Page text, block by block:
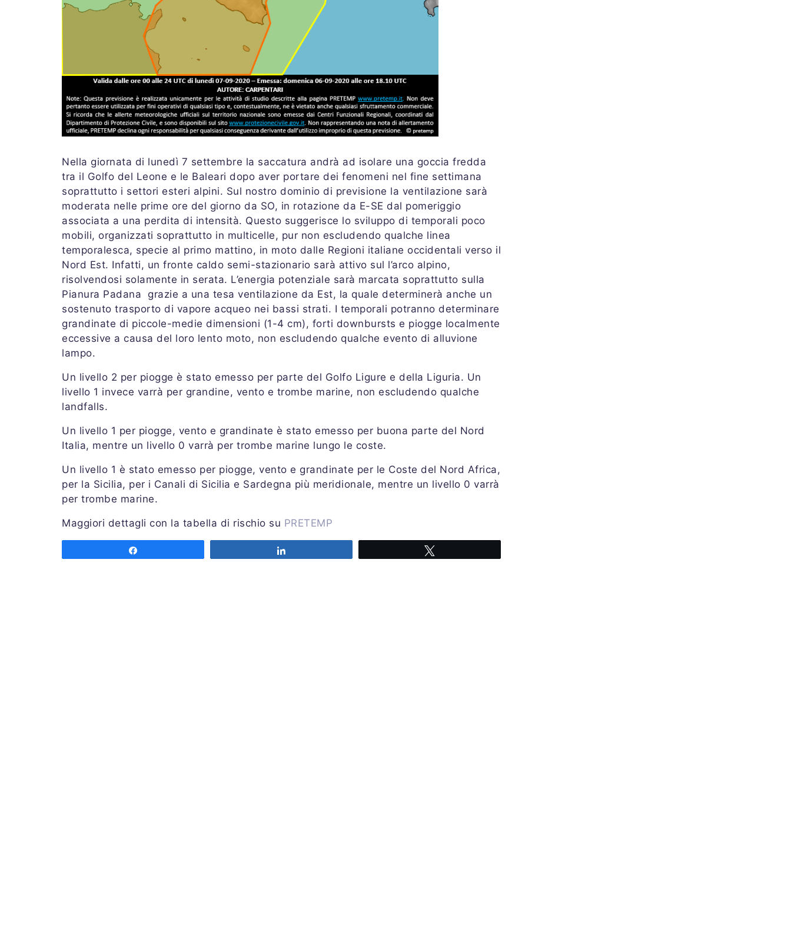
Nella giornata di lunedì 7 settembre la saccatura andrà ad isolare una goccia fredda
tra il Golfo del Leone e le Baleari dopo aver portare dei fenomeni nel fine settimana
soprattutto i settori esteri alpini. Sul nostro dominio di previsione la ventilazione sarà
moderata nelle prime ore del giorno da SO, in rotazione da E-SE dal pomeriggio
associata a una perdita di intensità. Questo suggerisce lo sviluppo di temporali poco
mobili, organizzati soprattutto in multicelle, pur non escludendo qualche linea
temporalesca, specie al primo mattino, in moto dalle Regioni italiane occidentali verso il
Nord Est. Infatti, un fronte caldo semi-stazionario sarà attivo sul l’arco alpino,
risolvendosi solamente in serata. L’energia potenziale sarà marcata soprattutto sulla
Pianura Padana grazie a una tesa ventilazione da Est, la quale determinerà anche un
sostenuto trasporto di vapore acqueo nei bassi strati. I temporali potranno determinare
grandinate di piccole-medie dimensioni (1-4 cm), forti downbursts e piogge localmente
eccessive a causa del loro lento moto, non escludendo qualche evento di alluvione
lampo.
Un livello 2 per piogge è stato emesso per parte del Golfo Ligure e della Liguria. Un
livello 1 invece varrà per grandine, vento e trombe marine, non escludendo qualche
landfalls.
Un livello 1 per piogge, vento e grandinate è stato emesso per buona parte del Nord
Italia, mentre un livello 0 varrà per trombe marine lungo le coste.
Un livello 1 è stato emesso per piogge, vento e grandinate per le Coste del Nord Africa,
per la Sicilia, per i Canali di Sicilia e Sardegna più meridionale, mentre un livello 0 varrà
per trombe marine.
Maggiori dettagli con la tabella di rischio su PRETEMP
COME LEGGERE LA PREVISIONE